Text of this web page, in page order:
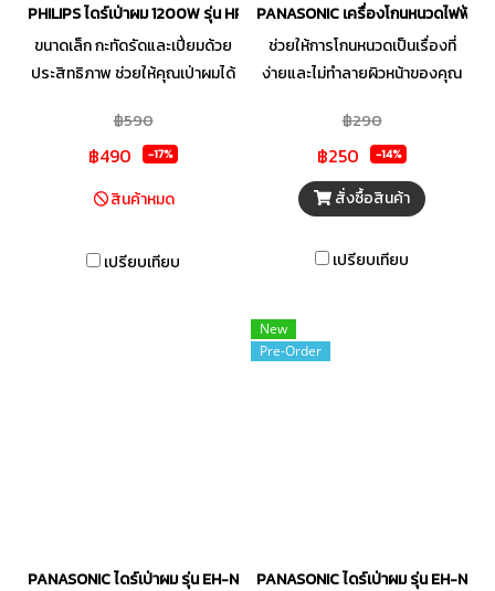
PHILIPS ไดร์เป่าผม 1200W รุ่น HP-8120/00
ขนาดเล็ก กะทัดรัดและเปี่ยมด้วย
ประสิทธิภาพ ช่วยให้คุณเป่าผมได้
ออกที่ตอบสนองการดูแลของ
เส้นผมที่แตกต่างกัน จึงเพิ่มมิติให้
฿590
฿490 -17%
สินค้าหมด
เปรียบเทียบ
PANASONIC เครื่องโกนหนวดไฟฟ้า
ช่วยให้การโกนหนวดเป็นเรื่องที่
ง่ายและไม่ทำลายผิวหน้าของคุณ
฿290
฿250 -14%
สั่งซื้อสินค้า
เปรียบเทียบ
PANASONIC ไดร์เป่าผม รุ่น EH-ND37-KL 1800 วัตต์
New
Pre-Order
PANASONIC ไดร์เป่าผม รุ่น EH-